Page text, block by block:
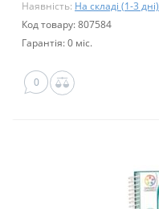
Наявність: На складі (1-3 дні)
Код товару: 807584
Гарантія: 0 міс.
0